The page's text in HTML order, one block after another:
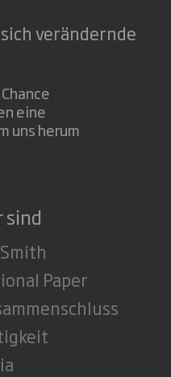
verändernde
eine
uns herum
sind
Paper